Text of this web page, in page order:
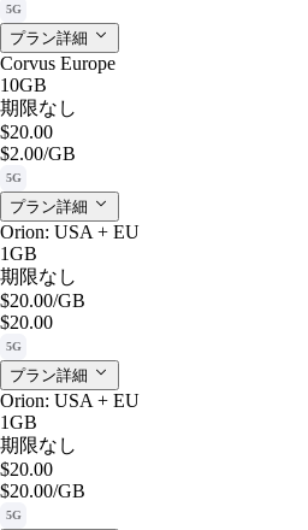
5G
プラン詳細
Corvus Europe
10GB
期限なし
$20.00
$2.00/GB
5G
プラン詳細
Orion: USA + EU
1GB
期限なし
$20.00/GB
$20.00
5G
プラン詳細
Orion: USA + EU
1GB
期限なし
$20.00
$20.00/GB
5G